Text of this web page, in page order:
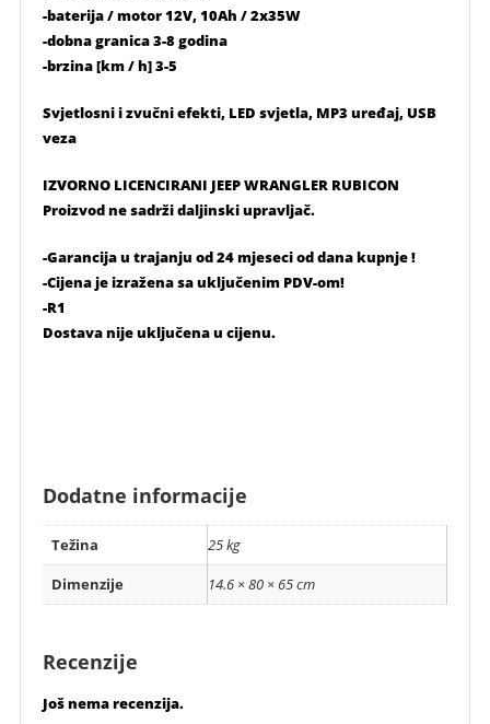
-baterija / motor 12V, 10Ah / 2x35W
-dobna granica 3-8 godina
-brzina [km / h] 3-5
Svjetlosni i zvučni efekti, LED svjetla, MP3 uređaj, USB
veza
IZVORNO LICENCIRANI JEEP WRANGLER RUBICON
Proizvod ne sadrži daljinski upravljač.
-Garancija u trajanju od 24 mjeseci od dana kupnje !
-Cijena je izražena sa uključenim PDV-om!
-R1
Dostava nije uključena u cijenu.
Dodatne informacije
Težina
25 kg
Dimenzije
14.6 × 80 × 65 cm
Recenzije
Još nema recenzija.